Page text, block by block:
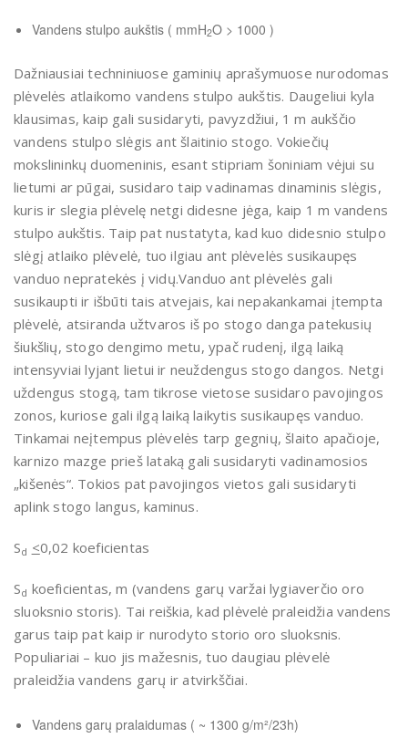
Vandens stulpo aukštis ( mmH2O > 1000 )
Dažniausiai techniniuose gaminių aprašymuose nurodomas
plėvelės atlaikomo vandens stulpo aukštis. Daugeliui kyla
klausimas, kaip gali susidaryti, pavyzdžiui, 1 m aukščio
vandens stulpo slėgis ant šlaitinio stogo. Vokiečių
mokslininkų duomeninis, esant stipriam šoniniam vėjui su
lietumi ar pūgai, susidaro taip vadinamas dinaminis slėgis,
kuris ir slegia plėvelę netgi didesne jėga, kaip 1 m vandens
stulpo aukštis. Taip pat nustatyta, kad kuo didesnio stulpo
slėgį atlaiko plėvelė, tuo ilgiau ant plėvelės susikaupęs
vanduo nepratekės į vidų.Vanduo ant plėvelės gali
susikaupti ir išbūti tais atvejais, kai nepakankamai įtempta
plėvelė, atsiranda užtvaros iš po stogo danga patekusių
šiukšlių, stogo dengimo metu, ypač rudenį, ilgą laiką
intensyviai lyjant lietui ir neuždengus stogo dangos. Netgi
uždengus stogą, tam tikrose vietose susidaro pavojingos
zonos, kuriose gali ilgą laiką laikytis susikaupęs vanduo.
Tinkamai neįtempus plėvelės tarp gegnių, šlaito apačioje,
karnizo mazge prieš lataką gali susidaryti vadinamosios
„kišenės“. Tokios pat pavojingos vietos gali susidaryti
aplink stogo langus, kaminus.
Sd <0,02 koeficientas
Sd koeficientas, m (vandens garų varžai lygiaverčio oro
sluoksnio storis). Tai reiškia, kad plėvelė praleidžia vandens
garus taip pat kaip ir nurodyto storio oro sluoksnis.
Populiariai – kuo jis mažesnis, tuo daugiau plėvelė
praleidžia vandens garų ir atvirkščiai.
Vandens garų pralaidumas ( ~ 1300 g/m²/23h)